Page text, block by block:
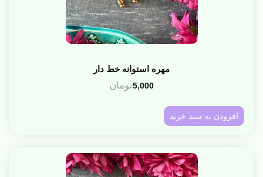
مهره استوانه خط دار
5,000تومان
افزودن به سبد خرید